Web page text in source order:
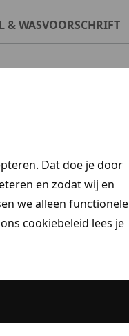
Dat doe je door
en zodat wij en
we alleen functionele
cookiebeleid lees je
& WASVOORSCHRIFT